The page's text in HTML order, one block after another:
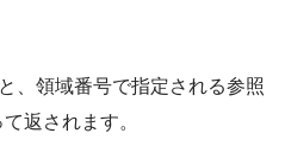
、領域番号で指定される参照
返されます。